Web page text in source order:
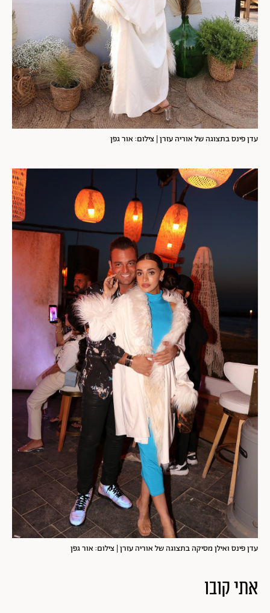
עדן פינס בתצוגה של אוריה עזרן | צילום: אור גפן
עדן פינס ואילן מסיקה בתצוגה של אוריה עזרן | צילום: אור גפן
אתי קובו